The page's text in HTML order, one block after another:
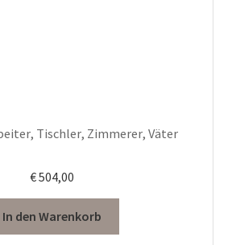
Tischler, Zimmerer, Väter
€504,00
In den Warenkorb